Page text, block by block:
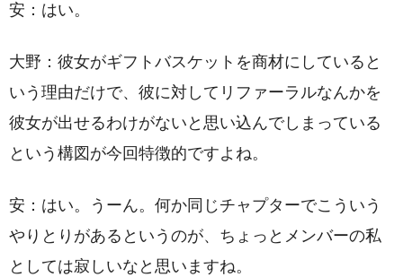
安：はい。
大野：彼女がギフトバスケットを商材にしていると
いう理由だけで、彼に対してリファーラルなんかを
彼女が出せるわけがないと思い込んでしまっている
という構図が今回特徴的ですよね。
安：はい。うーん。何か同じチャプターでこういう
やりとりがあるというのが、ちょっとメンバーの私
としては寂しいなと思いますね。